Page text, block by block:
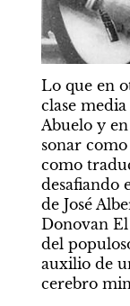
Lo que en
clase
Abuelo y
sonar
como
desafiando
de José
Donovan
del
auxilio de
cerebro